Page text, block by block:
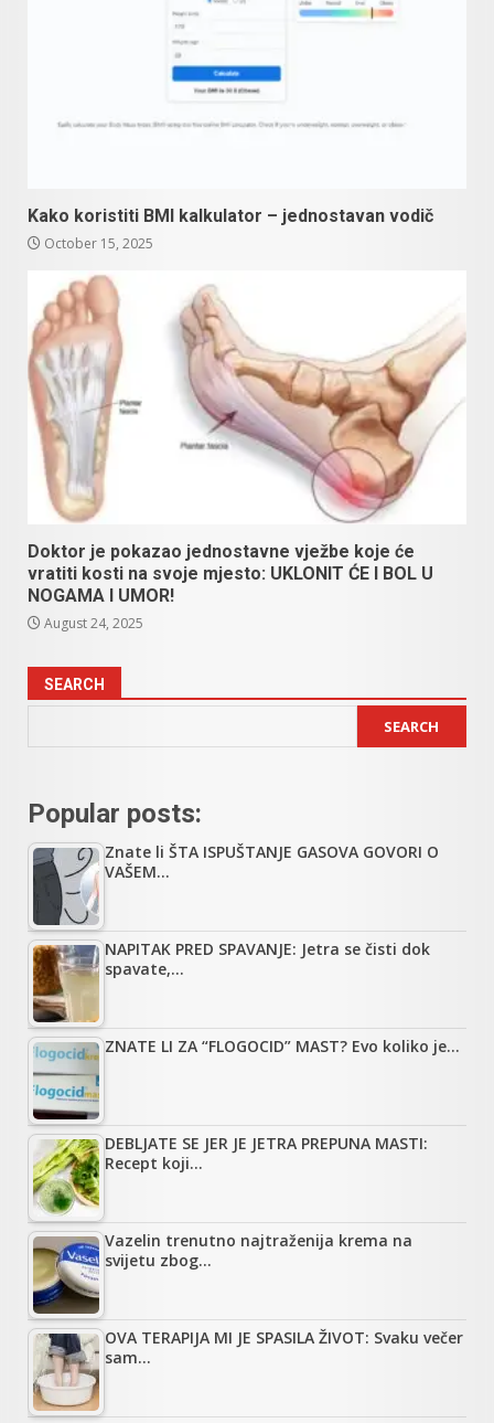
Kako koristiti BMI kalkulator – jednostavan vodič
October 15, 2025
Doktor je pokazao jednostavne vježbe koje će
vratiti kosti na svoje mjesto: UKLONIT ĆE I BOL U
NOGAMA I UMOR!
August 24, 2025
SEARCH
SEARCH
Popular posts:
Znate li ŠTA ISPUŠTANJE GASOVA GOVORI O
VAŠEM…
NAPITAK PRED SPAVANJE: Jetra se čisti dok
spavate,…
ZNATE LI ZA “FLOGOCID” MAST? Evo koliko je…
DEBLJATE SE JER JE JETRA PREPUNA MASTI:
Recept koji…
Vazelin trenutno najtraženija krema na
svijetu zbog…
OVA TERAPIJA MI JE SPASILA ŽIVOT: Svaku večer
sam…